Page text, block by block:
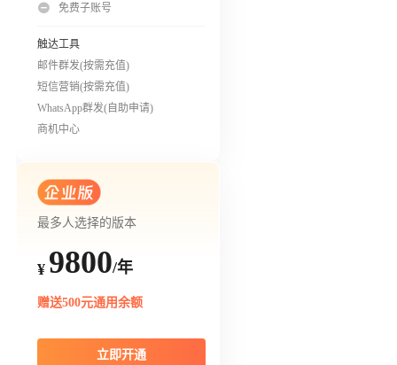
免费子账号
触达工具
邮件群发(按需充值)
短信营销(按需充值)
WhatsApp群发(自助申请)
商机中心
最多人选择的版本
¥ 9800/年
赠送500元通用余额
立即开通